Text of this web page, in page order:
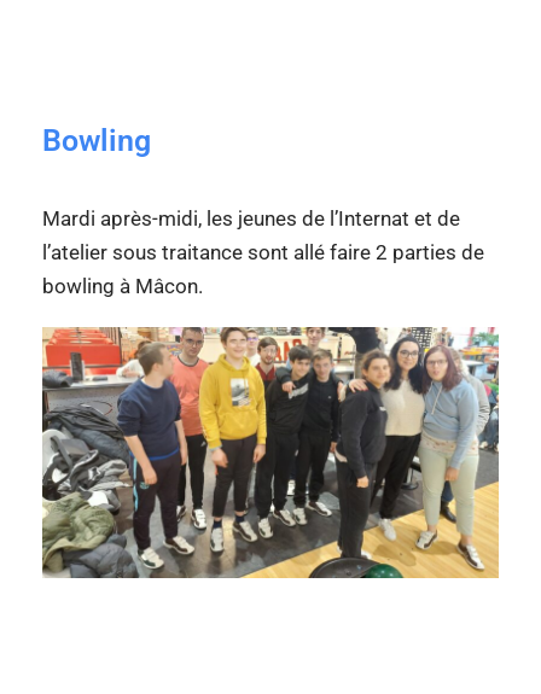
Bowling
Mardi après-midi, les jeunes de l’Internat et de
l’atelier sous traitance sont allé faire 2 parties de
bowling à Mâcon.